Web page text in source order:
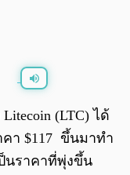
0:00
(LTC) ได้
คา $117 ขึ้นมาทำ
นราคาที่พุ่งขึ้น